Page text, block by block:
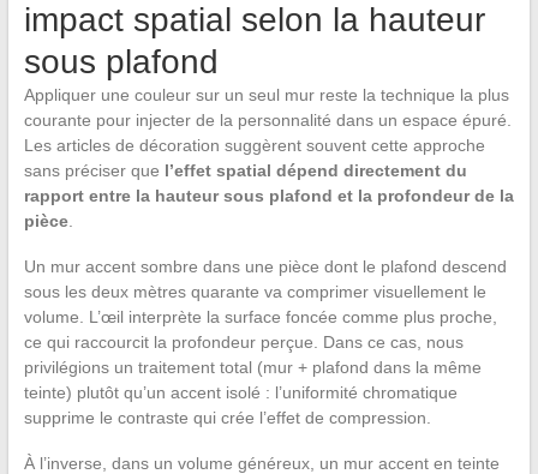
impact spatial selon la hauteur
sous plafond
Appliquer une couleur sur un seul mur reste la technique la plus
courante pour injecter de la personnalité dans un espace épuré.
Les articles de décoration suggèrent souvent cette approche
sans préciser que l’effet spatial dépend directement du
rapport entre la hauteur sous plafond et la profondeur de la
pièce.
Un mur accent sombre dans une pièce dont le plafond descend
sous les deux mètres quarante va comprimer visuellement le
volume. L’œil interprète la surface foncée comme plus proche,
ce qui raccourcit la profondeur perçue. Dans ce cas, nous
privilégions un traitement total (mur + plafond dans la même
teinte) plutôt qu’un accent isolé : l’uniformité chromatique
supprime le contraste qui crée l’effet de compression.
À l’inverse, dans un volume généreux, un mur accent en teinte